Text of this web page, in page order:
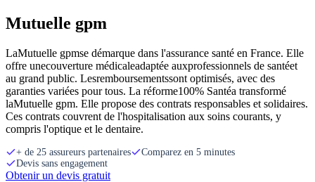
Mutuelle gpm
LaMutuelle gpmse démarque dans l'assurance santé en France. Elle
offre unecouverture médicaleadaptée auxprofessionnels de santéet
au grand public. Lesremboursementssont optimisés, avec des
garanties variées pour tous. La réforme100% Santéa transformé
laMutuelle gpm. Elle propose des contrats responsables et solidaires.
Ces contrats couvrent de l'hospitalisation aux soins courants, y
compris l'optique et le dentaire.
+ de 25 assureurs partenaires
Comparez en 5 minutes
Devis sans engagement
Obtenir un devis gratuit